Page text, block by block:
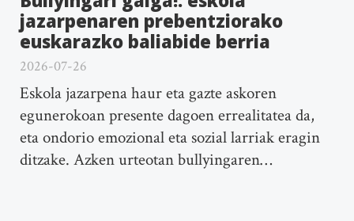
jazarpenaren prebentziorako
euskarazko baliabide berria
2026-07-26
Eskola jazarpena haur eta gazte askoren
egunerokoan presente dagoen errealitatea da,
eta ondorio emozional eta sozial larriak eragin
ditzake. Azken urteotan bullyingaren…